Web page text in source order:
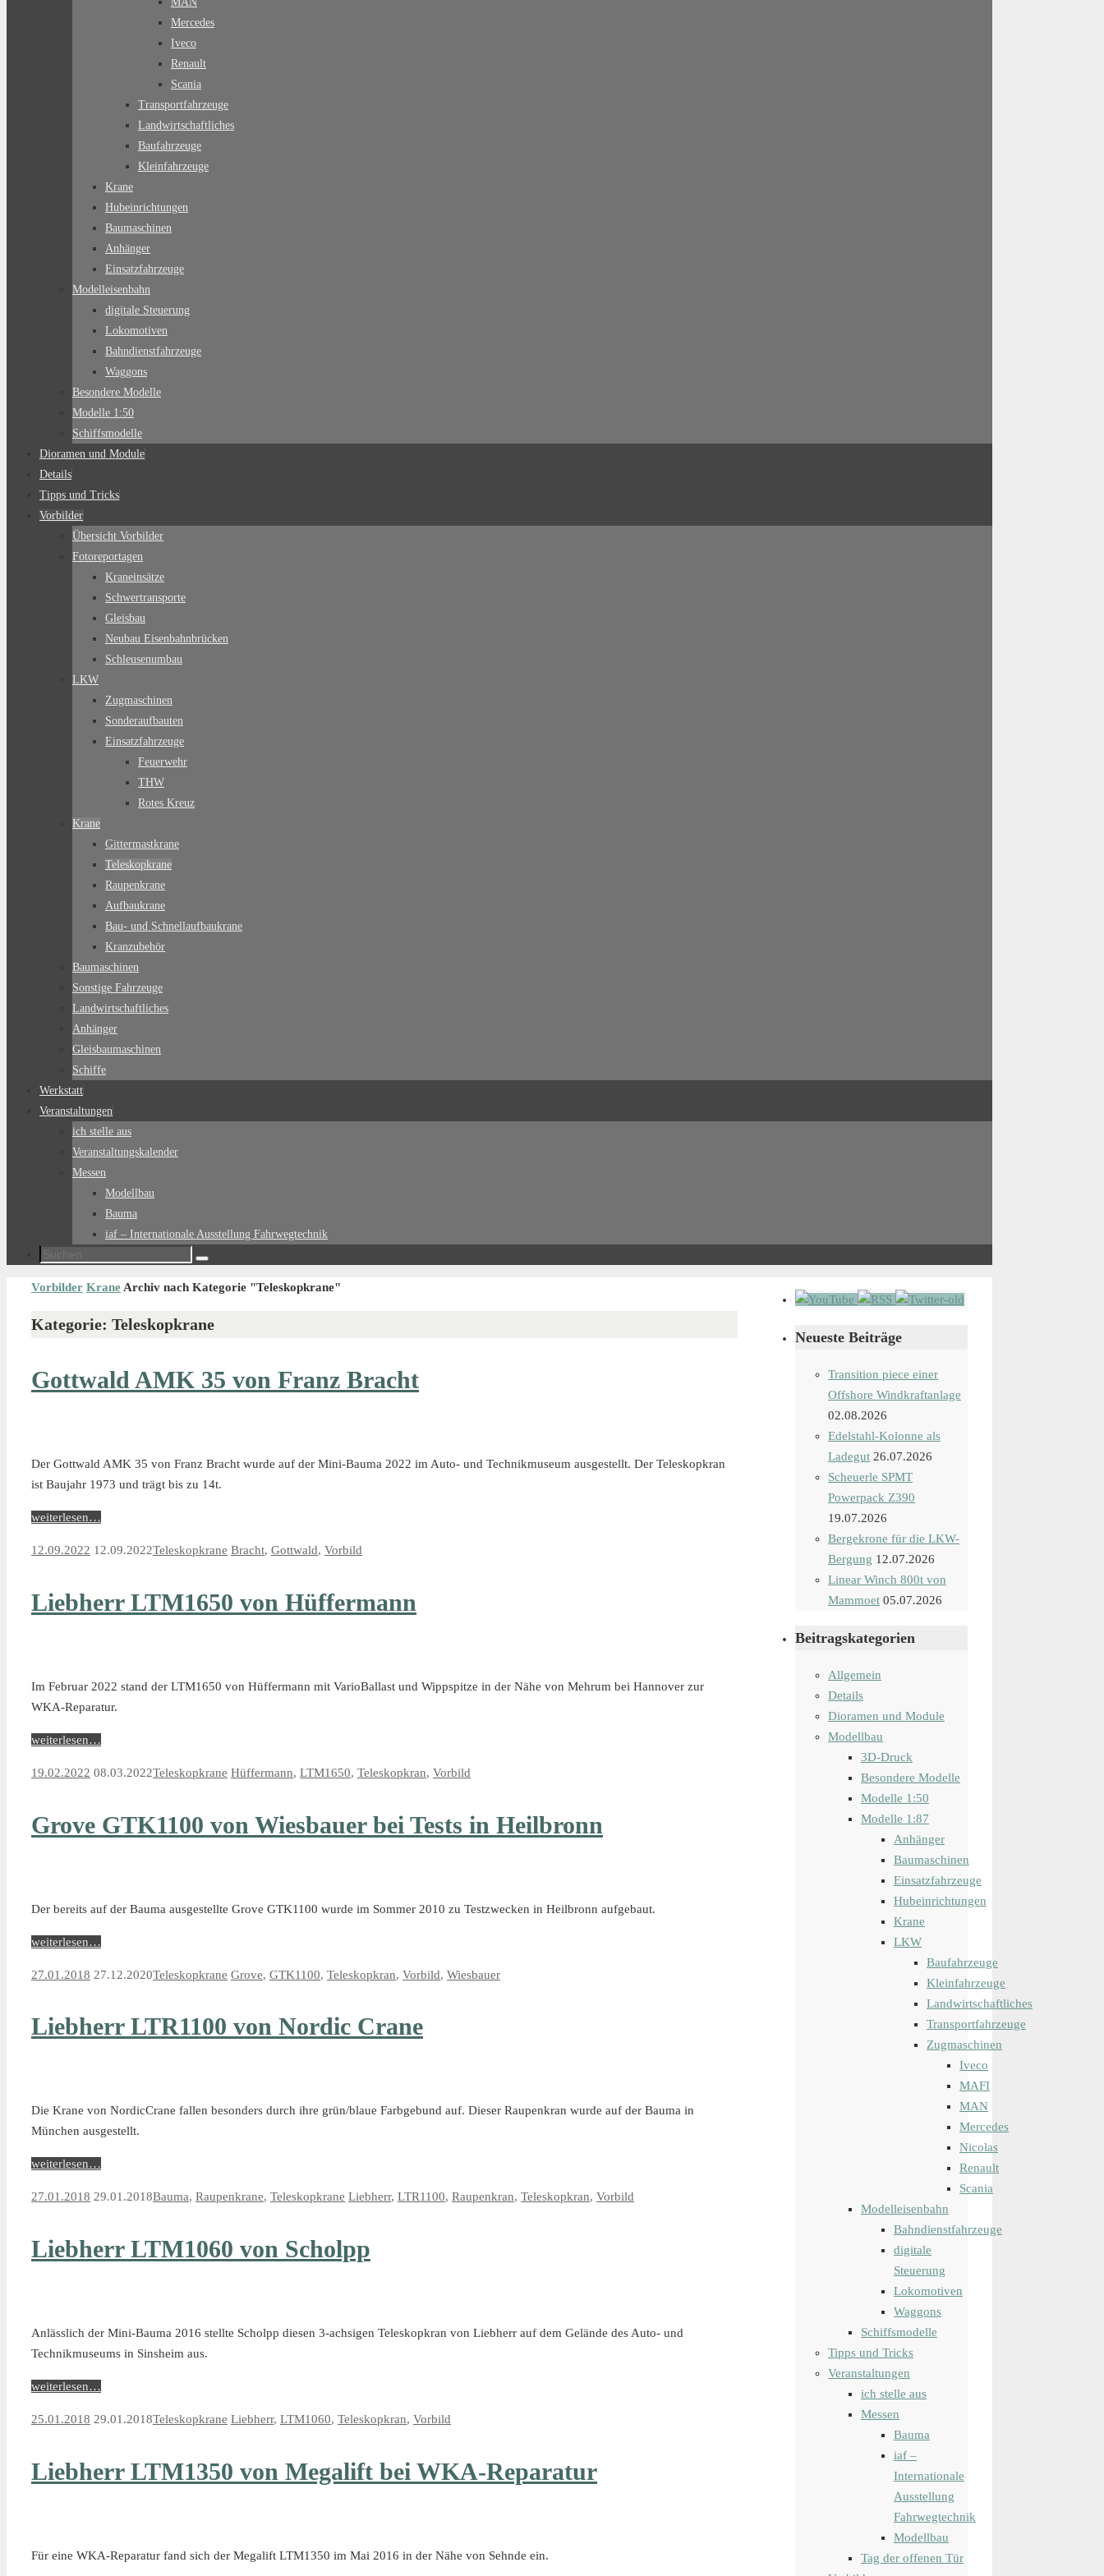
Mercedes
Iveco
Renault
Scania
Transportfahrzeuge
Landwirtschaftliches
Baufahrzeuge
Kleinfahrzeuge
Krane
Hubeinrichtungen
Baumaschinen
Anhänger
Einsatzfahrzeuge
Modelleisenbahn
digitale Steuerung
Lokomotiven
Bahndienstfahrzeuge
Waggons
Besondere Modelle
Modelle 1:50
Schiffsmodelle
Dioramen und Module
Details
Tipps und Tricks
Vorbilder
Übersicht Vorbilder
Fotoreportagen
Kraneinsätze
Schwertransporte
Gleisbau
Neubau Eisenbahnbrücken
Schleusenumbau
LKW
Zugmaschinen
Sonderaufbauten
Einsatzfahrzeuge
Feuerwehr
THW
Rotes Kreuz
Krane
Gittermastkrane
Teleskopkrane
Raupenkrane
Aufbaukrane
Bau- und Schnellaufbaukrane
Kranzubehör
Baumaschinen
Sonstige Fahrzeuge
Landwirtschaftliches
Anhänger
Gleisbaumaschinen
Schiffe
Werkstatt
Veranstaltungen
ich stelle aus
Veranstaltungskalender
Messen
Modellbau
Bauma
iaf – Internationale Ausstellung Fahrwegtechnik
Suchen
Suchen
Start
Vorbilder Krane Archiv nach Kategorie "Teleskopkrane"
Kategorie: Teleskopkrane
Gottwald AMK 35 von Franz Bracht
Der Gottwald AMK 35 von Franz Bracht wurde auf der Mini-Bauma 2022 im Auto- und Technikmuseum ausgestellt. Der Teleskopkran
ist Baujahr 1973 und trägt bis zu 14t.
weiterlesen…
12.09.2022 12.09.2022Teleskopkrane Bracht, Gottwald, Vorbild
Liebherr LTM1650 von Hüffermann
Im Februar 2022 stand der LTM1650 von Hüffermann mit VarioBallast und Wippspitze in der Nähe von Mehrum bei Hannover zur
WKA-Reparatur.
weiterlesen…
19.02.2022 08.03.2022Teleskopkrane Hüffermann, LTM1650, Teleskopkran, Vorbild
Grove GTK1100 von Wiesbauer bei Tests in Heilbronn
Der bereits auf der Bauma ausgestellte Grove GTK1100 wurde im Sommer 2010 zu Testzwecken in Heilbronn aufgebaut.
weiterlesen…
27.01.2018 27.12.2020Teleskopkrane Grove, GTK1100, Teleskopkran, Vorbild, Wiesbauer
Liebherr LTR1100 von Nordic Crane
Die Krane von NordicCrane fallen besonders durch ihre grün/blaue Farbgebund auf. Dieser Raupenkran wurde auf der Bauma in
München ausgestellt.
weiterlesen…
27.01.2018 29.01.2018Bauma, Raupenkrane, Teleskopkrane Liebherr, LTR1100, Raupenkran, Teleskopkran, Vorbild
Liebherr LTM1060 von Scholpp
Anlässlich der Mini-Bauma 2016 stellte Scholpp diesen 3-achsigen Teleskopkran von Liebherr auf dem Gelände des Auto- und
Technikmuseums in Sinsheim aus.
weiterlesen…
25.01.2018 29.01.2018Teleskopkrane Liebherr, LTM1060, Teleskopkran, Vorbild
Liebherr LTM1350 von Megalift bei WKA-Reparatur
Für eine WKA-Reparatur fand sich der Megalift LTM1350 im Mai 2016 in der Nähe von Sehnde ein.
Neueste Beiträge
Transition piece einer
Offshore Windkraftanlage
02.08.2026
Edelstahl-Kolonne als
Ladegut 26.07.2026
Scheuerle SPMT
Powerpack Z390
19.07.2026
Bergekrone für die LKW-
Bergung 12.07.2026
Linear Winch 800t von
Mammoet 05.07.2026
Beitragskategorien
Allgemein
Details
Dioramen und Module
Modellbau
3D-Druck
Besondere Modelle
Modelle 1:50
Modelle 1:87
Anhänger
Baumaschinen
Einsatzfahrzeuge
Hubeinrichtungen
Krane
LKW
Baufahrzeuge
Kleinfahrzeuge
Landwirtschaftliches
Transportfahrzeuge
Zugmaschinen
Iveco
MAFI
MAN
Mercedes
Nicolas
Renault
Scania
Modelleisenbahn
Bahndienstfahrzeuge
digitale
Steuerung
Lokomotiven
Waggons
Schiffsmodelle
Tipps und Tricks
Veranstaltungen
ich stelle aus
Messen
Bauma
iaf –
Internationale
Ausstellung
Fahrwegtechnik
Modellbau
Tag der offenen Tür